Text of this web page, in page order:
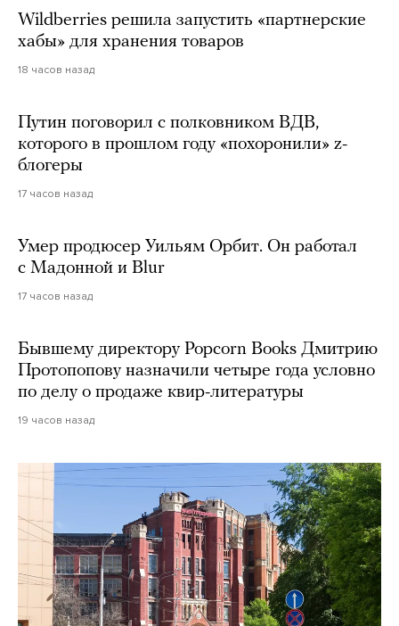
Wildberries решила запустить «партнерские
хабы» для хранения товаров
18 часов назад
Путин поговорил с полковником ВДВ,
которого в прошлом году «похоронили» z-
блогеры
17 часов назад
Умер продюсер Уильям Орбит. Он работал
с Мадонной и Blur
17 часов назад
Бывшему директору Popcorn Books Дмитрию
Протопопову назначили четыре года условно
по делу о продаже квир-литературы
19 часов назад